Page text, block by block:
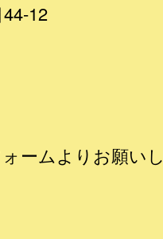
12
ームよりお願いし